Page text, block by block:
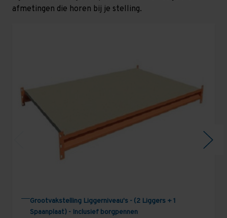
afmetingen die horen bij je stelling.
Grootvakstelling Liggerniveau's - (2 Liggers + 1
Spaanplaat) - Inclusief borgpennen